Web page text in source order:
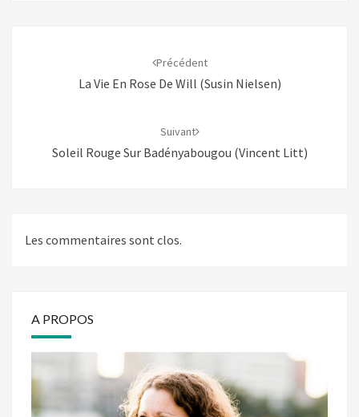
Précédent
La Vie En Rose De Will (Susin Nielsen)
Suivant
Soleil Rouge Sur Badényabougou (Vincent Litt)
Les commentaires sont clos.
A PROPOS